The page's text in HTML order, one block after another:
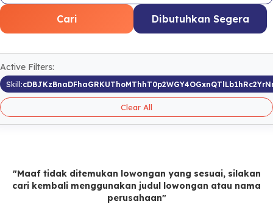
Cari Dibutuhkan Segera
Active Filters:
Skill:
Clear All
"Maaf tidak ditemukan lowongan yang sesuai, silakan
cari kembali menggunakan judul lowongan atau nama
perusahaan"